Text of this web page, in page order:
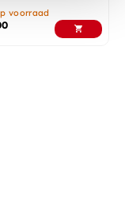
voorraad